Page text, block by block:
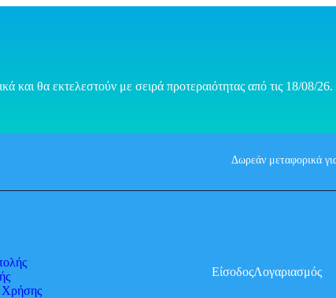
και θα εκτελεστούν με σειρά προτεραιότητας από τις 18/08/26.
Δωρεάν μεταφορικά
Χρήσης
ΕίσοδοςΛογαριασμός